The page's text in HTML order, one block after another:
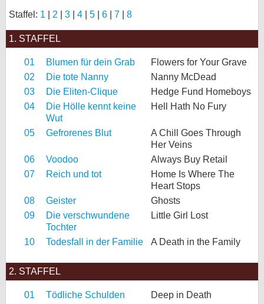
Staffel: 1 2 3 4 5 6 7 8
1. STAFFEL
01 Blumen für dein Grab
Flowers for Your Grave
02
Die tote Nanny
Nanny McDead
03
Die Eliten-Clique
Hedge Fund Homeboys
04
Die Hölle kennt keine
Wut
Hell Hath No Fury
05 Gefrorenes Blut
A Chill Goes Through
Her Veins
06
Voodoo
Always Buy Retail
07
Reich und tot
Home Is Where The
Heart Stops
08
Geister
Ghosts
09
Die verschwundene
Tochter
Little Girl Lost
10 Todesfall in der Familie A Death in the Family
2. STAFFEL
01 Tödliche Schulden
Deep in Death
bei X
Kontakt
Datenschutz
Cookie-Einstellungen
Desktop-Ansicht